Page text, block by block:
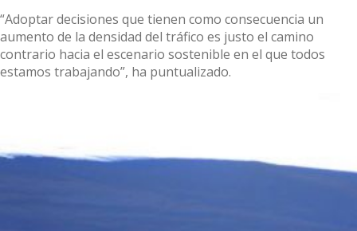
“Adoptar decisiones que tienen como consecuencia un
aumento de la densidad del tráfico es justo el camino
contrario hacia el escenario sostenible en el que todos
estamos trabajando”, ha puntualizado.